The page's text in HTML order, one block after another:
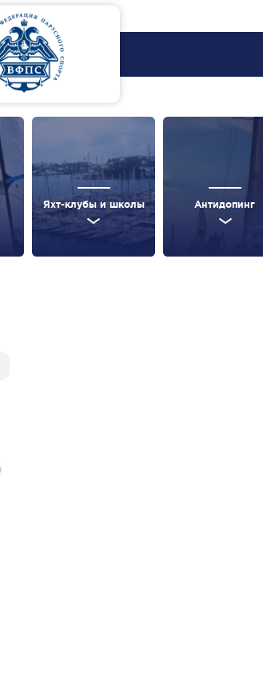
Яхт-клубы и школы Антидопинг